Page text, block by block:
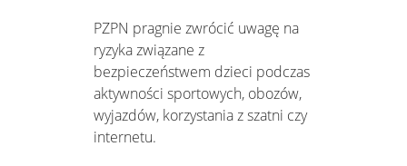
PZPN pragnie zwrócić uwagę na
ryzyka związane z
bezpieczeństwem dzieci podczas
aktywności sportowych, obozów,
wyjazdów, korzystania z szatni czy
internetu.